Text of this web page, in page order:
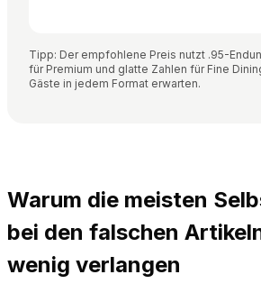
Tipp: Der empfohlene Preis nutzt .95-
für Premium und glatte Zahlen für Fine
Gäste in jedem Format erwarten.
Warum die meisten
bei den falschen
wenig verlangen